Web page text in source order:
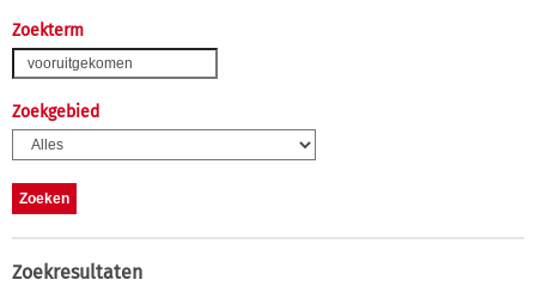
Zoekterm
Zoekgebied
Zoekresultaten